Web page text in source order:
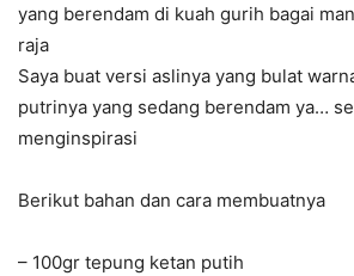
yang berendam di kuah gurih bagai
raja
Saya buat versi aslinya yang bulat
putrinya yang sedang berendam ya…
menginspirasi
Berikut bahan dan cara membuatnya
– 100gr tepung ketan putih